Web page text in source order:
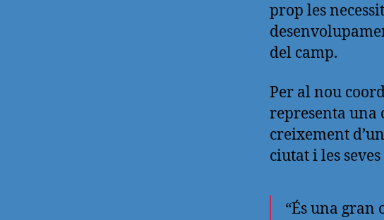
prop les
del camp.
Per al nou
representa
creixement
ciutat i les
“És una